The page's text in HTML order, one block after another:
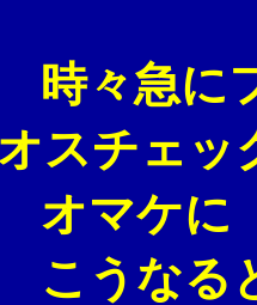
急にフリ
スチェッ
ケに「ピ
なるとケ